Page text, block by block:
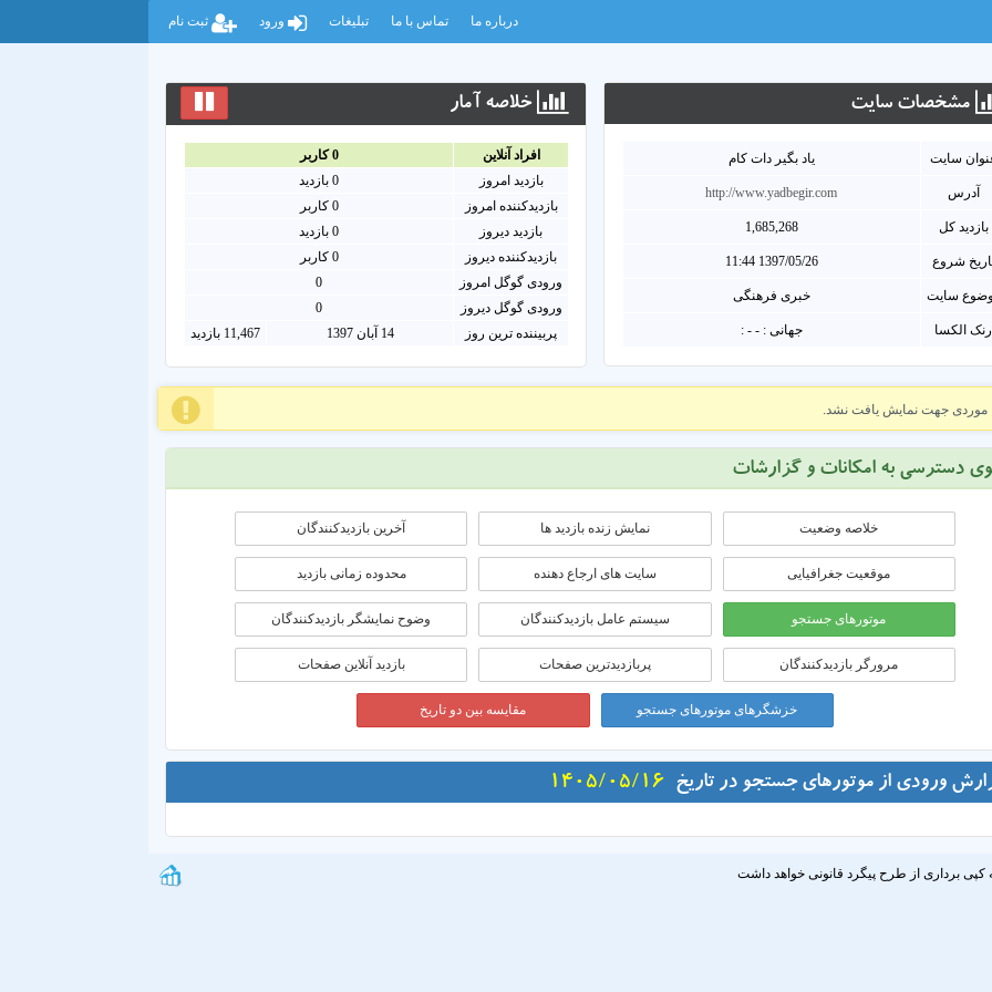
درباره ما تماس با ما تبلیغات ورود ثبت نام
مشخصات سايت
سايت یاد بگیر دات کام
آدرس http://www.yadbegir.com
بازدید کل 1,685,268
شروع 1397/05/26 11:44
سایت خبری فرهنگی
رنک الکسا جهانی : - - :
خلاصه آمار
افراد آنلاين 0کاربر
بازدید امروز
0بازدید
بازدیدکننده امروز
0 کاربر
بازدید دیروز
0 بازدید
بازدیدکننده دیروز
0 کاربر
ورودی گوگل امروز
0
ورودی گوگل دیروز
0
پربیننده ترین روز
14 آبان 1397 11,467 بازدید
موردی جهت نمایش یافت نشد.
دسترسی به امکانات و گزارشات
خلاصه وضعیت نمایش زنده بازدید ها آخرین بازدیدکنندگان
موقعيت جغرافيايی سایت های ارجاع دهنده محدوده زمانی بازديد
موتورهای جستجو سیستم عامل بازدیدکنندگان وضوح نمایشگر بازدیدکنندگان
مرورگر بازدیدکنندگان پربازدیدترین صفحات بازدید آنلاین صفحات
خزشگرهای موتورهای جستجو مقایسه بین دو تاریخ
ورودی از موتورهای جستجو در تاریخ 1405/05/16
برداری از طرح پیگرد قانونی خواهد داشت